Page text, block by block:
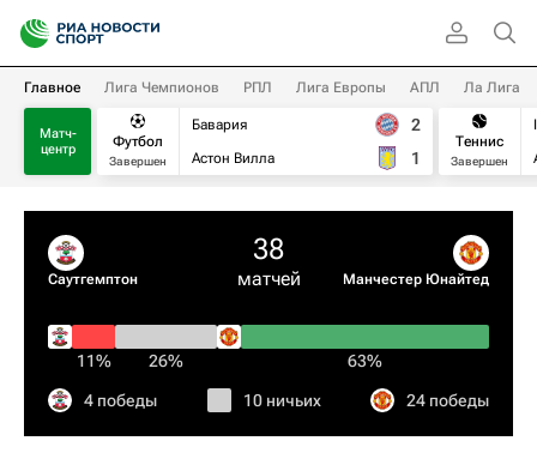
Главное Лига Чемпионов РПЛ Лига Европы АПЛ Ла Лига
Матч-
центр
Футбол
Завершен
Бавария
Астон Вилла
2
1
Теннис
Завершен
Саутгемптон
38
матчей Манчестер Юнайтед
11% 26% 63%
4 победы 10 ничьих 24 победы